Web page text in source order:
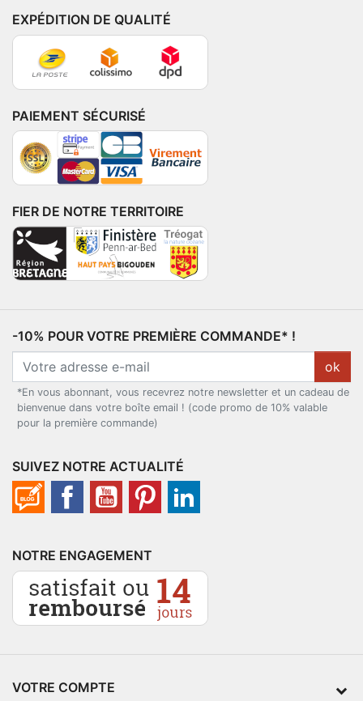
EXPÉDITION DE QUALITÉ
PAIEMENT SÉCURISÉ
FIER DE NOTRE TERRITOIRE
-10% POUR VOTRE PREMIÈRE COMMANDE* !
ok
*En vous abonnant, vous recevrez notre newsletter et un cadeau de
bienvenue dans votre boîte email ! (code promo de 10% valable
pour la première commande)
SUIVEZ NOTRE ACTUALITÉ
NOTRE ENGAGEMENT
VOTRE COMPTE